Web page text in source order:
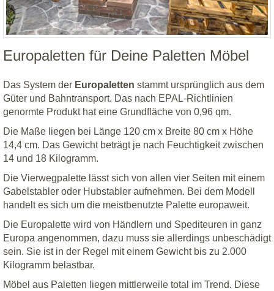
Europaletten für Deine Paletten Möbel
Das System der Europaletten stammt ursprünglich aus dem
Güter und Bahntransport. Das nach EPAL-Richtlinien
genormte Produkt hat eine Grundfläche von 0,96 qm.
Die Maße liegen bei Länge 120 cm x Breite 80 cm x Höhe
14,4 cm. Das Gewicht beträgt je nach Feuchtigkeit zwischen
14 und 18 Kilogramm.
Die Vierwegpalette lässt sich von allen vier Seiten mit einem
Gabelstabler oder Hubstabler aufnehmen. Bei dem Modell
handelt es sich um die meistbenutzte Palette europaweit.
Die Europalette wird von Händlern und Spediteuren in ganz
Europa angenommen, dazu muss sie allerdings unbeschädigt
sein. Sie ist in der Regel mit einem Gewicht bis zu 2.000
Kilogramm belastbar.
Möbel aus Paletten liegen mittlerweile total im Trend. Diese